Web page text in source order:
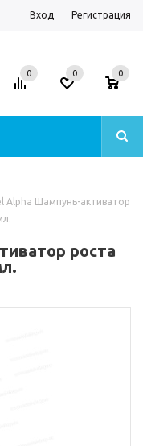
Вход Регистрация
0 0 0
Alpha Шампунь-активатор
роста